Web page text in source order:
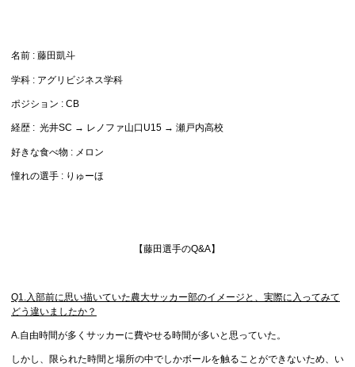
名前 : 藤田凱斗
学科 : アグリビジネス学科
ポジション : CB
経歴 : 光井SC → レノファ山口U15 → 瀬戸内高校
好きな食べ物 : メロン
憧れの選手 : りゅーほ
【藤田選手のQ&A】
Q1.入部前に思い描いていた農大サッカー部のイメージと、実際に入ってみて
どう違いましたか？
A.自由時間が多くサッカーに費やせる時間が多いと思っていた。
しかし、限られた時間と場所の中でしかボールを触ることができないため、い